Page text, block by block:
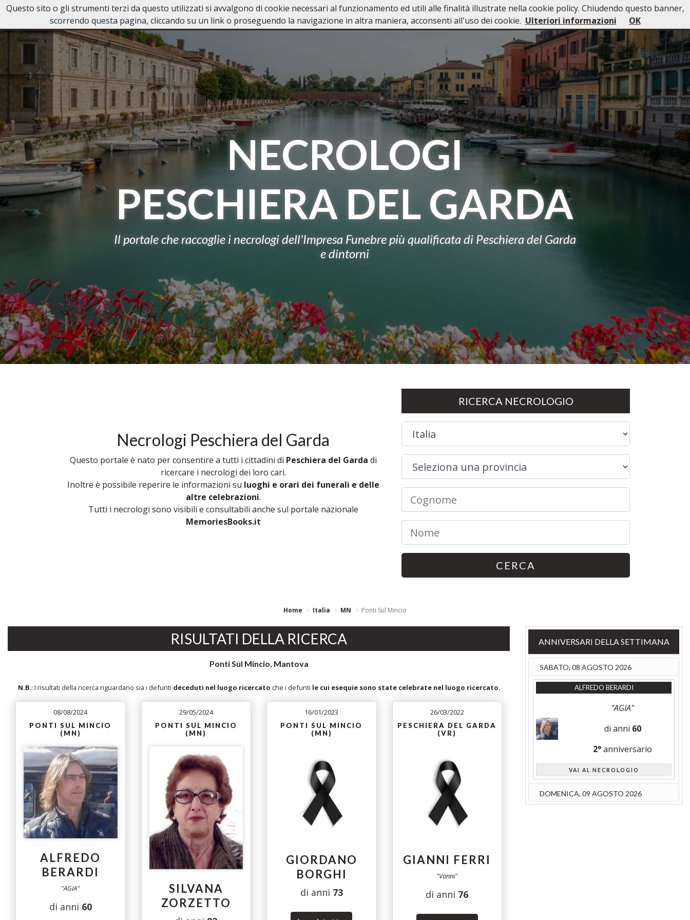
NECROLOGI PESCHIERA DEL GARDA Home In Caso di Decesso Lutti Personaggi Pubblici Contatti
NECROLOGI
PESCHIERA DEL GARDA
Il portale che raccoglie i necrologi dell'Impresa Funebre più qualificata di Peschiera del Garda
e dintorni
Necrologi Peschiera del Garda
Questo portale è nato per consentire a tutti i cittadini di Peschiera del Garda di
ricercare i necrologi dei loro cari.
Inoltre è possibile reperire le informazioni su luoghi e orari dei funerali e delle
altre celebrazioni.
Tutti i necrologi sono visibili e consultabili anche sul portale nazionale
MemoriesBooks.it
RICERCA NECROLOGIO
CERCA
Home Italia MN Ponti Sul Mincio
RISULTATI DELLA RICERCA
Ponti Sul Mincio, Mantova
N.B.: I risultati della ricerca riguardano sia i defunti deceduti nel luogo ricercato che i defunti le cui esequie sono state celebrate nel luogo ricercato.
08/08/2024
PONTI SUL MINCIO
(MN)
ALFREDO
BERARDI
"AGIA"
di anni 60
29/05/2024
PONTI SUL MINCIO
(MN)
SILVANA
ZORZETTO
16/01/2023
PONTI SUL MINCIO
(MN)
GIORDANO
BORGHI
di anni 73
26/03/2022
PESCHIERA DEL GARDA
(VR)
GIANNI FERRI
"Vanni"
di anni 76
ANNIVERSARI DELLA SETTIMANA
SABATO, 08 AGOSTO 2026
ALFREDO BERARDI
"AGIA"
di anni 60
2°anniversario
VAI AL NECROLOGIO
DOMENICA, 09 AGOSTO 2026
Questo sito o gli strumenti terzi da questo utilizzati si avvalgono di cookie necessari al funzionamento ed utili alle finalità illustrate nella cookie policy. Chiudendo questo banner,
scorrendo questa pagina, cliccando su un link o proseguendo la navigazione in altra maniera, acconsenti all'uso dei cookie. Ulteriori informazioni OK